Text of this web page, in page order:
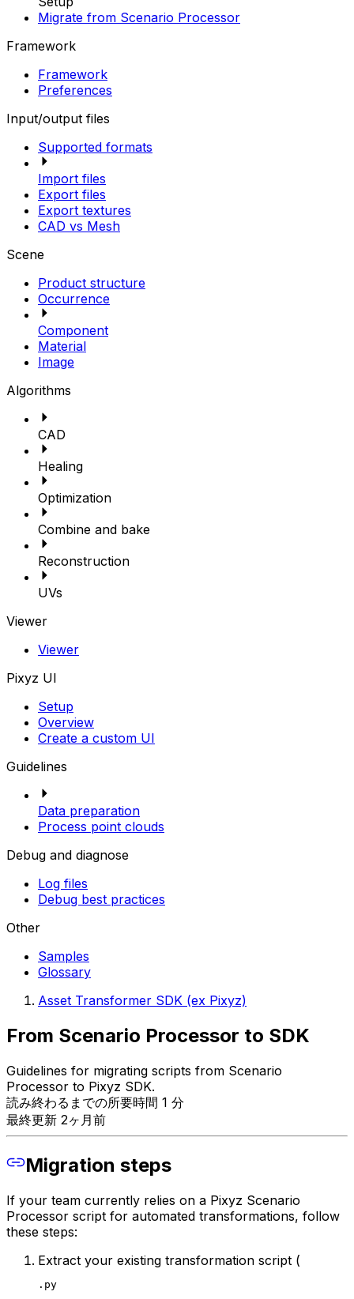
Migrate from Scenario Processor
Framework
Framework
Preferences
Input/output files
Supported formats
Import files
Export files
Export textures
CAD vs Mesh
Scene
Product structure
Occurrence
Component
Material
Image
Algorithms
CAD
Healing
Optimization
Combine and bake
Reconstruction
UVs
Viewer
Viewer
Pixyz UI
Setup
Overview
Create a custom UI
Guidelines
Data preparation
Process point clouds
Debug and diagnose
Log files
Debug best practices
Other
Samples
Glossary
Asset Transformer SDK (ex Pixyz)
From Scenario Processor to SDK
Guidelines for migrating scripts from Scenario
Processor to Pixyz SDK.
読み終わるまでの所要時間 1 分
最終更新 2ヶ月前
Migration steps
If your team currently relies on a Pixyz Scenario
Processor script for automated transformations, follow
these steps:
Extract your existing transformation script (
.py